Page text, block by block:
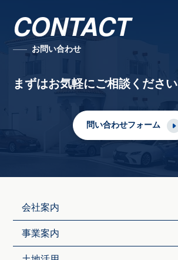
CONTACT
お問い合わせ
まずはお気軽にご相談ください
問い合わせフォーム
会社案内
事業案内